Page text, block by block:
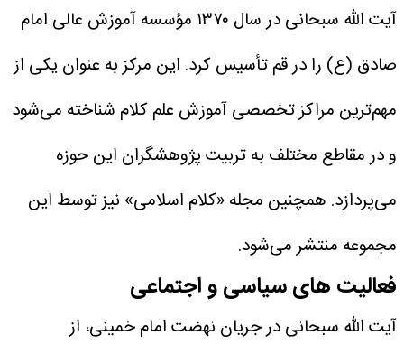
آیت الله سبحانی در سال ۱۳۷۰ مؤسسه آموزش عالی امام
صادق (ع) را در قم تأسیس کرد. این مرکز به عنوان یکی از
مهم‌ترین مراکز تخصصی آموزش علم کلام شناخته می‌شود
و در مقاطع مختلف به تربیت پژوهشگران این حوزه
می‌پردازد. همچنین مجله «کلام اسلامی» نیز توسط این
مجموعه منتشر می‌شود.
فعالیت های سیاسی و اجتماعی
آیت الله سبحانی در جریان نهضت امام خمینی، از